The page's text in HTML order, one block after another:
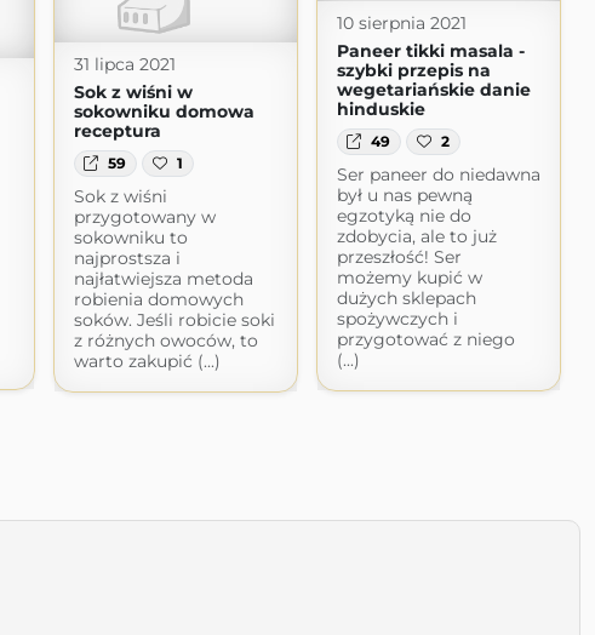
10 sierpnia 2021
Paneer tikki masala -
szybki przepis na
wegetariańskie danie
hinduskie
49 2
Ser paneer do niedawna
był u nas pewną
egzotyką nie do
zdobycia, ale to już
przeszłość! Ser
możemy kupić w
dużych sklepach
spożywczych i
przygotować z niego
(...)
31 lipca 2021
Sok z wiśni w
sokowniku domowa
receptura
59 1
Sok z wiśni
przygotowany w
sokowniku to
najprostsza i
najłatwiejsza metoda
robienia domowych
soków. Jeśli robicie soki
z różnych owoców, to
warto zakupić (...)